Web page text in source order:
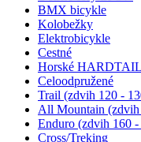
BMX bicykle
Kolobežky
Elektrobicykle
Cestné
Horské
Celoodpružené
Trail (zdvih 120 -
All Mountain
Enduro (zdvih 160
Cross/Treking